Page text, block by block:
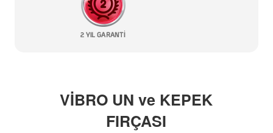
VİBRO UN ve KEPEK
FIRÇASI